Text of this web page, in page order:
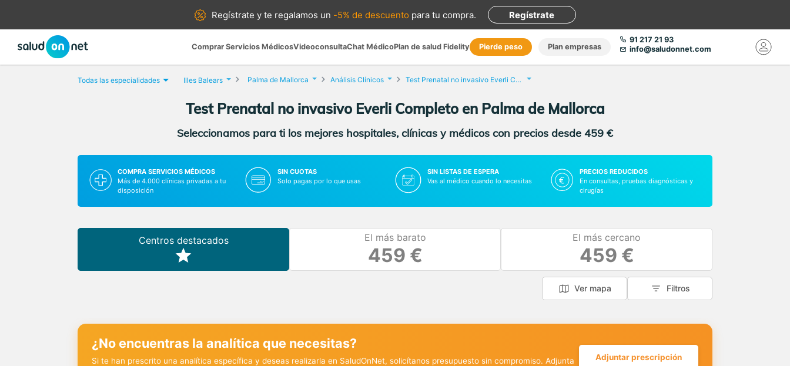
Regístrate yte regalamos un -5% de descuento para tu compra. Regístrate
Comprar Servicios MédicosVideoconsultaChat MédicoPlan de salud Fidelity Pierde peso Plan empresas
91 217 21 93
info@saludonnet.com
Todas las especialidades Illes Balears Palma de Mallorca Análisis Clínicos Test Prenatal no invasivo Everli Completo
Test Prenatal no invasivo Everli Completo en Palma de Mallorca
Seleccionamos para ti los mejores hospitales, clínicas y médicos con precios desde 459 €
COMPRA SERVICIOS MÉDICOS
Más de 4.000 clínicas privadas a tu
disposición
SIN CUOTAS
Solo pagas por lo que usas
SIN LISTAS DE ESPERA
Vas al médico cuando lo necesitas
PRECIOS REDUCIDOS
En consultas, pruebas diagnósticas y
cirugías
Centros destacados El más barato
459 €
El más cercano
459 €
Ver mapa Filtros
¿No encuentras la analítica que necesitas?
Si te han prescrito una analítica específica y deseas realizarla en SaludOnNet, solicítanos presupuesto sin compromiso. Adjunta
Adjuntar prescripción